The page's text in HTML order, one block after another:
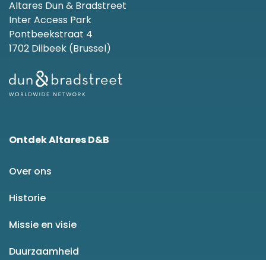
Altares Dun & Bradstreet
Inter Access Park
Pontbeekstraat 4
1702 Dilbeek (Brussel)
Ontdek Altares D&B
Over ons
Historie
Missie en visie
Duurzaamheid